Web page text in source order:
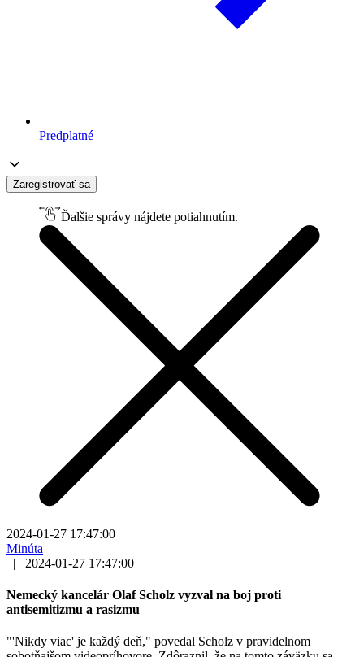
Predplatné
Zaregistrovať sa
Ďalšie správy nájdete potiahnutím.
2024-01-27 17:47:00
Minúta
|
2024-01-27 17:47:00
Nemecký kancelár Olaf Scholz vyzval na boj proti
antisemitizmu a rasizmu
"'Nikdy viac' je každý deň," povedal Scholz v pravidelnom